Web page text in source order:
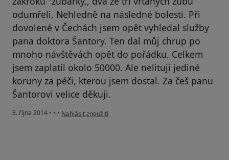
odumřeli. Nehledně na následné bolesti. Při
dovolené v Čechách jsem opět vyhledal služby
pana doktora Šantory. Ten dal můj chrup po
mnoho návštěvách opět do pořádku. Celkem
jsem zaplatil okolo 50000. Ale nelituji jediné
koruny za péči, kterou jsem dostal. Za češ panu
Šantorovi velice děkuji.
8. října 2014 • • • podle názoru uživatele Váš účet byl odstraněn
Nahlásit zneužití